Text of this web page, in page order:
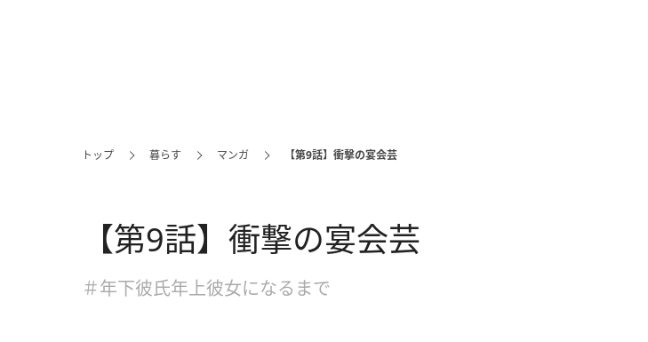
トップ 暮らす マンガ 【第9話】衝撃の宴会芸
【第9話】衝撃の宴会芸
＃年下彼氏年上彼女になるまで